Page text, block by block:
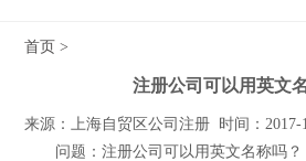
首页 >
注册公司可以用英文
来源：上海自贸区公司注册 时间：2017-
问题：注册公司可以用英文名称吗？